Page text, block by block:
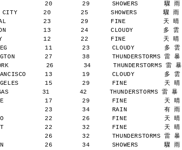
20        29      SHOWERS       驟 雨
CITY       20        25      SHOWERS       驟 雨
23        29      FINE          天 晴
13        24      CLOUDY        多 雲
12        22      FINE          天 晴
11        23      CLOUDY        多 雲
27        38      THUNDERSTORMS 雷 暴
26        34      THUNDERSTORMS 雷 暴
13        19      CLOUDY        多 雲
15        29      FINE          天 晴
31        42      THUNDERSTORMS 雷 暴
17        29      FINE          天 晴
23        34      RAIN          有 雨
22        26      FINE          天 晴
22        32      FINE          天 晴
26        32      THUNDERSTORMS 雷 暴
26        34      SHOWERS       驟 雨